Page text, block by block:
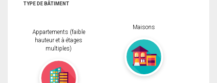
TYPE DE BÂTIMENT
Appartements (faible
hauteur et à étages
multiples)
Maisons